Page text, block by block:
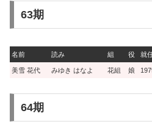
63期
名前 読み 組 役 就
美雪 花代 みゆき はなよ 花組 娘
64期